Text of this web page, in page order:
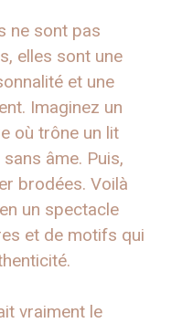
ne sont pas
elles sont une
et une
Imaginez un
où trône un lit
âme. Puis,
brodées. Voilà
un spectacle
et de motifs qui
vraiment le